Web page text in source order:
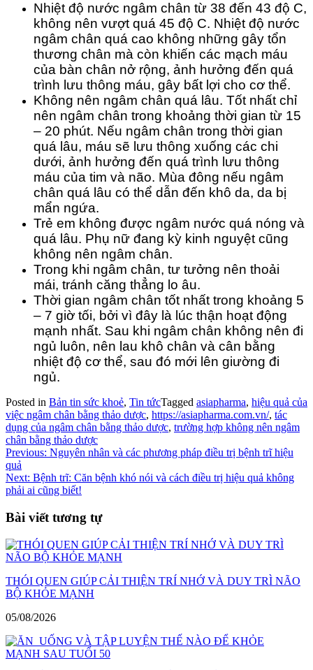
Nhiệt độ nước ngâm chân từ 38 đến 43 độ C,
không nên vượt quá 45 độ C. Nhiệt độ nước
ngâm chân quá cao không những gây tổn
thương chân mà còn khiến các mạch máu
của bàn chân nở rộng, ảnh hưởng đến quá
trình lưu thông máu, gây bất lợi cho cơ thể.
Không nên ngâm chân quá lâu. Tốt nhất chỉ
nên ngâm chân trong khoảng thời gian từ 15
– 20 phút. Nếu ngâm chân trong thời gian
quá lâu, máu sẽ lưu thông xuống các chi
dưới, ảnh hưởng đến quá trình lưu thông
máu của tim và não. Mùa đông nếu ngâm
chân quá lâu có thể dẫn đến khô da, da bị
mẩn ngứa.
Trẻ em không được ngâm nước quá nóng và
quá lâu. Phụ nữ đang kỳ kinh nguyệt cũng
không nên ngâm chân.
Trong khi ngâm chân, tư tưởng nên thoải
mái, tránh căng thẳng lo âu.
Thời gian ngâm chân tốt nhất trong khoảng 5
– 7 giờ tối, bởi vì đây là lúc thận hoạt động
mạnh nhất. Sau khi ngâm chân không nên đi
ngủ luôn, nên lau khô chân và cân bằng
nhiệt độ cơ thể, sau đó mới lên giường đi
ngủ.
Posted in Bản tin sức khoẻ, Tin tứcTagged asiapharma, hiệu quả của
việc ngâm chân bằng thảo dược, https://asiapharma.com.vn/, tác
dụng của ngâm chân bằng thảo dược, trường hợp không nên ngâm
chân bằng thảo dược
Điều
hướng
bài
viết
Previous: Nguyên nhân và các phương pháp điều trị bệnh trĩ hiệu
quả
Next: Bệnh trĩ: Căn bệnh khó nói và cách điều trị hiệu quả không
phải ai cũng biết!
Bài viết tương tự
THÓI QUEN GIÚP CẢI THIỆN TRÍ NHỚ VÀ DUY TRÌ NÃO
BỘ KHỎE MẠNH
05/08/2026